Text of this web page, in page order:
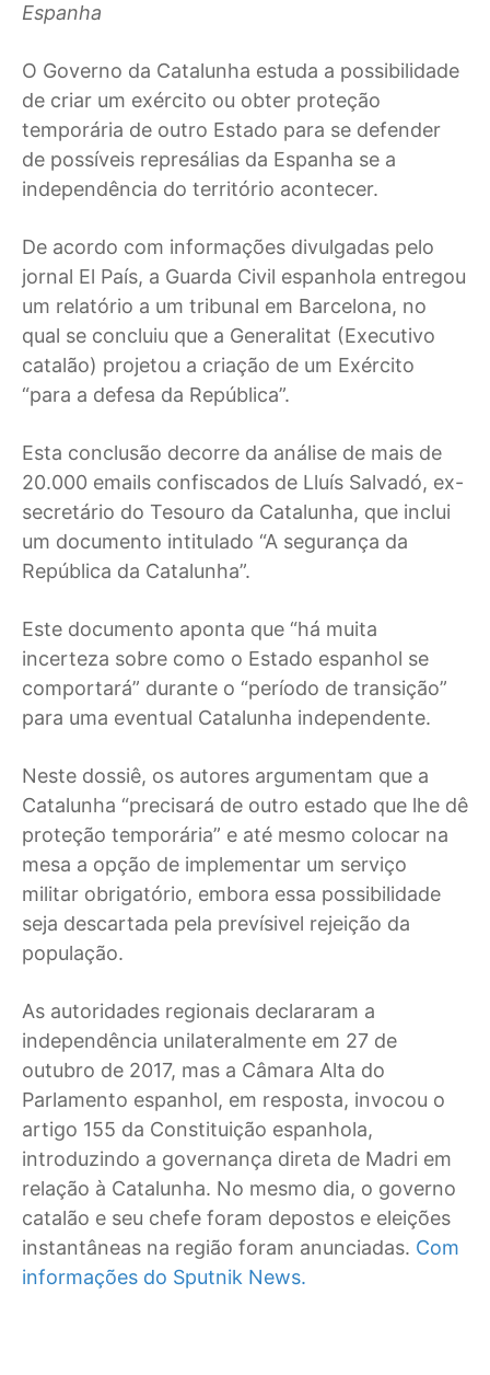
Espanha
O Governo da Catalunha estuda a possibilidade
de criar um exército ou obter proteção
temporária de outro Estado para se defender
de possíveis represálias da Espanha se a
independência do território acontecer.
De acordo com informações divulgadas pelo
jornal El País, a Guarda Civil espanhola entregou
um relatório a um tribunal em Barcelona, no
qual se concluiu que a Generalitat (Executivo
catalão) projetou a criação de um Exército
“para a defesa da República”.
Esta conclusão decorre da análise de mais de
20.000 emails confiscados de Lluís Salvadó, ex-
secretário do Tesouro da Catalunha, que inclui
um documento intitulado “A segurança da
República da Catalunha”.
Este documento aponta que “há muita
incerteza sobre como o Estado espanhol se
comportará” durante o “período de transição”
para uma eventual Catalunha independente.
Neste dossiê, os autores argumentam que a
Catalunha “precisará de outro estado que lhe dê
proteção temporária” e até mesmo colocar na
mesa a opção de implementar um serviço
militar obrigatório, embora essa possibilidade
seja descartada pela prevísivel rejeição da
população.
As autoridades regionais declararam a
independência unilateralmente em 27 de
outubro de 2017, mas a Câmara Alta do
Parlamento espanhol, em resposta, invocou o
artigo 155 da Constituição espanhola,
introduzindo a governança direta de Madri em
relação à Catalunha. No mesmo dia, o governo
catalão e seu chefe foram depostos e eleições
instantâneas na região foram anunciadas. Com
informações do Sputnik News.